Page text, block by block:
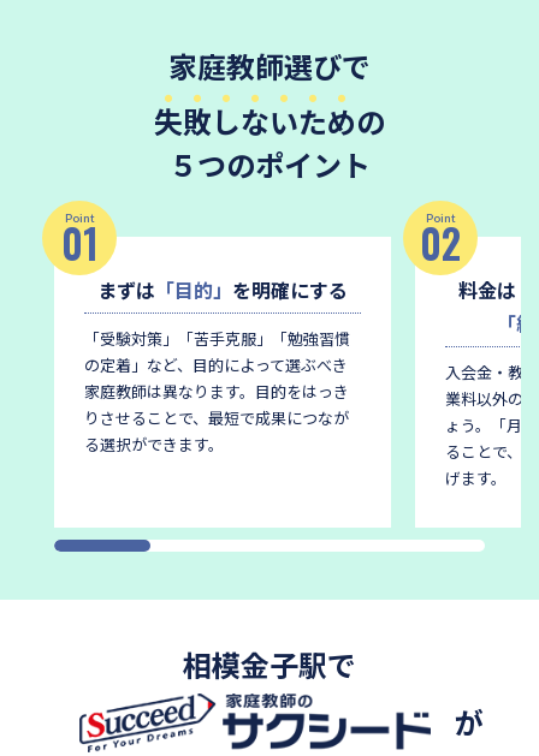
家庭教師選びで
失敗しないための
５つのポイント
Point
01
まずは 「目的」 を明確にする
「受験対策」「苦手克服」「勉強習慣
の定着」など、目的によって選ぶべき
家庭教師は異なります。 目的をはっき
りさせることで、最短で成果につなが
る選択ができます。
Point
02
料金は
「
入会金・教
業料以外の
ょう。
「月
ることで、
げます。
相模金子駅で
が